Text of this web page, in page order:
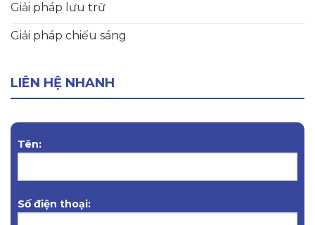
Giải pháp lưu trữ
Giải pháp chiếu sáng
LIÊN HỆ NHANH
Tên:
Số điện thoại: